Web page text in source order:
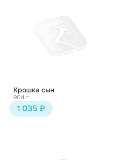
Крошка сын
904 г
1 035 ₽